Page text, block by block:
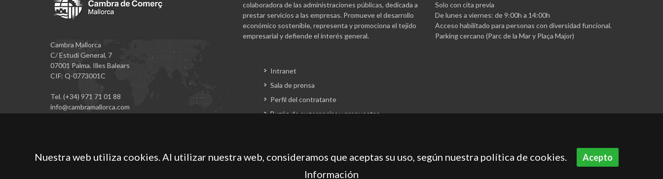
Cambra Mallorca
C/ Estudi General, 7
07001 Palma. Illes Balears
CIF: Q-0773001C
Tel. (+34) 971 71 01 88
info@cambramallorca.com
colaboradora de las administraciones públicas, dedicada a
prestar servicios a las empresas. Promueve el desarrollo
económico sostenible, representa y promociona el tejido
empresarial y defiende el interés general.
Intranet
Sala de prensa
Perfil del contratante
Buzón de sugerencias y propuestas
Solo con cita previa
De lunes a viernes: de 9:00h a 14:00h
Acceso habilitado para personas con diversidad funcional.
Parking cercano (Parc de la Mar y Plaça Major)
Nuestra web utiliza cookies. Al utilizar nuestra web, consideramos que aceptas su uso, según nuestra política de cookies. Acepto
Información